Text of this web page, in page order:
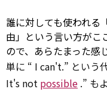
誰に対しても使われる
由」という言い方がこ
ので、あらたまった感
単に “ I can't.” という
It's not possible .” も